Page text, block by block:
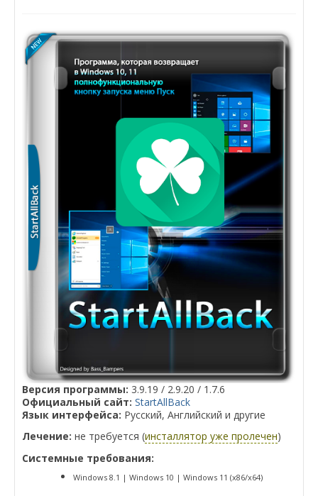
Версия программы: 3.9.19 / 2.9.20 / 1.7.6
Официальный сайт: StartAllBack
Язык интерфейса: Русский, Английский и другие
Лечение: не требуется (инсталлятор уже пролечен)
Системные требования:
Windows 8.1 | Windows 10 | Windows 11 (x86/x64)